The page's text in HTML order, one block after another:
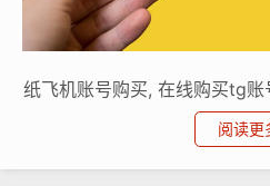
纸飞机账号购买, 在线购买tg
我们要了解账号失效的原因,便
阅读更